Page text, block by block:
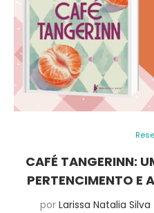
CAFÉ TANGERINN:
PERTENCIMENTO E
por Larissa Natalia Silva